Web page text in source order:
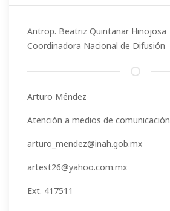
Antrop. Beatriz Quintanar Hinojosa
Coordinadora Nacional de Difusión
Arturo Méndez
Atención a medios de comunicación
arturo_mendez@inah.gob.mx
artest26@yahoo.com.mx
Ext. 417511